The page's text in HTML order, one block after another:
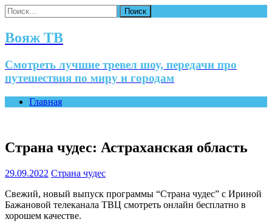
Найти:
Вояж ТВ
Смотреть лучшие тревел шоу, передачи про
путешествия по миру и городам
Главная
Страна чудес: Астраханская область
29.09.2022 Страна чудес
Свежий, новый выпуск программы “Страна чудес” с Ириной
Бажановой телеканала ТВЦ смотреть онлайн бесплатно в
хорошем качестве.